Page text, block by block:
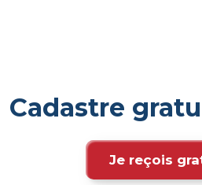
Cadastre
Je reçois